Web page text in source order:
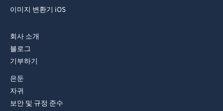
이미지 변환기 iOS
회사 소개
블로그
기부하기
은둔
자귀
보안 및 규정 준수